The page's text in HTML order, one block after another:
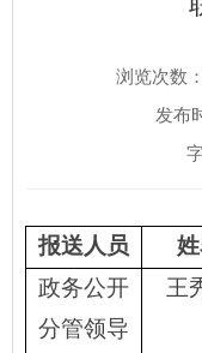
浏览次数：
发布
报送人员
政务公开
分管领导
王